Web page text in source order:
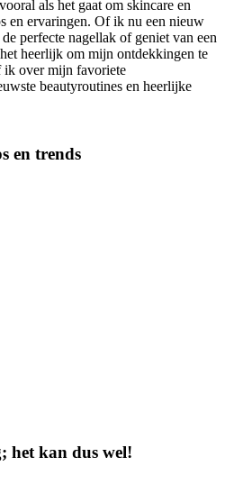
als het gaat om skincare en
en ervaringen. Of ik nu een nieuw
perfecte nagellak of geniet van een
heerlijk om mijn ontdekkingen te
ik over mijn favoriete
beautyroutines en heerlijke
en trends
het kan dus wel!